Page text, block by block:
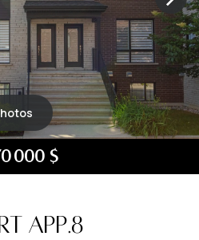
000 $
APP.8